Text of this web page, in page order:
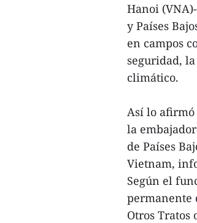
Hanoi
y Países
en campos
seguridad,
climático.
Así lo
la
de Países
Vietnam,
Según el
permanente
Otros Tratos